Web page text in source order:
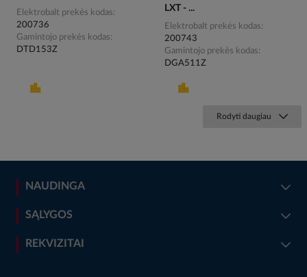
Elektrobalt prekės kodas
200736
Gamintojo prekės kodas
DTD153Z
LXT - ...
Elektrobalt prekės kodas
200743
Gamintojo prekės kodas
DGA511Z
Rodyti daugiau
NAUDINGA
SĄLYGOS
REKVIZITAI